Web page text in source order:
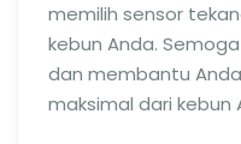
memilih sensor
kebun Anda.
dan membantu
maksimal dari kebun